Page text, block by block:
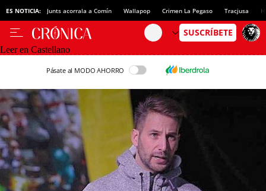
ES NOTICIA: Junts acorrala a Comín Wallapop Crimen La Pegaso Tracjusa
Leer en Castellano
Pásate al MODO AHORRO